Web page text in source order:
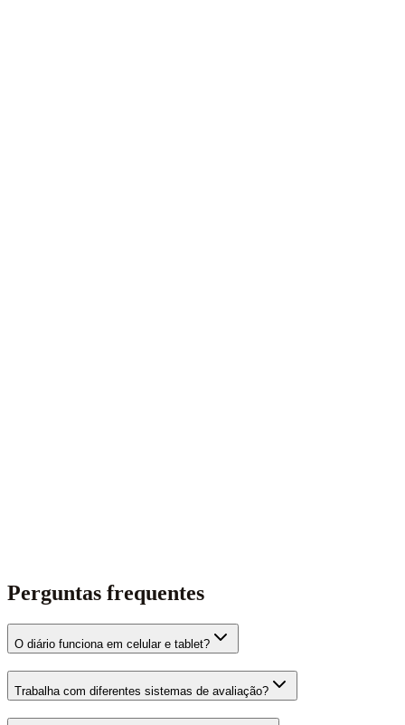
Perguntas frequentes
O diário funciona em celular e tablet?
Trabalha com diferentes sistemas de avaliação?